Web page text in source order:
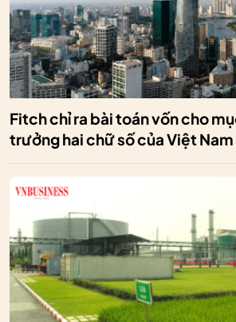
Fitch chỉ ra bài toán vốn cho
trưởng hai chữ số của Việt Nam